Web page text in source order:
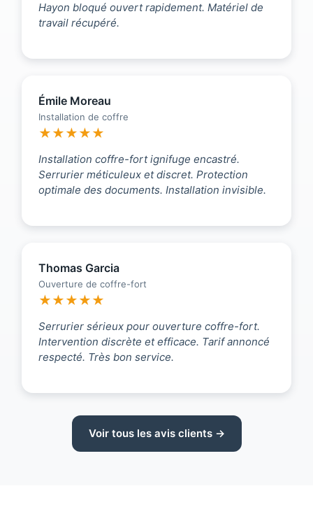
Hayon bloqué ouvert rapidement. Matériel de
travail récupéré.
Émile Moreau
Installation de coffre
★★★★★
Installation coffre-fort ignifuge encastré.
Serrurier méticuleux et discret. Protection
optimale des documents. Installation invisible.
Thomas Garcia
Ouverture de coffre-fort
★★★★★
Serrurier sérieux pour ouverture coffre-fort.
Intervention discrète et efficace. Tarif annoncé
respecté. Très bon service.
Voir tous les avis clients →